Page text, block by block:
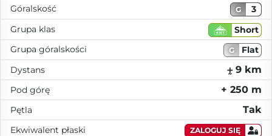
Góralskość
G
3
Grupa klas
Short
Grupa góralskości
G
Flat
Dystans
⨦ 9 km
Pod górę + 250 m
Pętla Tak
Ekwiwalent płaski ZALOGUJ SIĘ